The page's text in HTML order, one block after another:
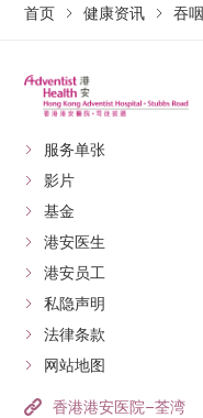
首页 健康资讯 吞
服务单张
影片
基金
港安医生
港安员工
私隐声明
法律条款
网站地图
香港港安医院–荃湾